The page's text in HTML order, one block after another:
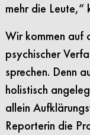
mehr die Leute,“
Wir kommen auf
psychischer
sprechen. Denn
holistisch
allein
Reporterin die